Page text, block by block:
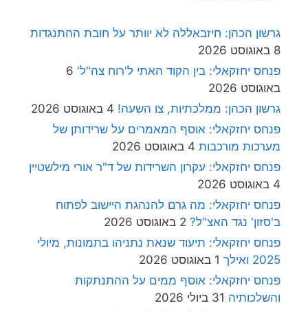
גרשון הכהן: חיזבאללה לא יוותר על חובת ההתנגדות
8 באוגוסט 2026
פנחס יחזקאלי: בין הקוד האתי ל'רוח צה"ל' 6
באוגוסט 2026
גרשון הכהן: ממלכתיות, צו השעה! 4 באוגוסט 2026
פנחס יחזקאלי: אוסף המאמרים על שרידותן של
מערכות מורכבות 4 באוגוסט 2026
פנחס יחזקאלי: עקרון השרידות של ד"ר אורי מילשטיין
4 באוגוסט 2026
פנחס יחזקאלי: מה גרם להנהגת היישוב לפתוח
ב'סזון' נגד האצ"ל? 2 באוגוסט 2026
פנחס יחזקאלי: תיעוד שנאת נתניהו בתמונות, מיולי
2025 ואילך
1 באוגוסט 2026
פנחס יחזקאלי: אוסף ממים על ההתנתקות
והשלכותיה 31 ביולי 2026